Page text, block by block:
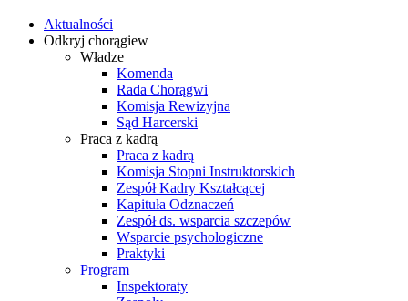
Aktualności
Odkryj chorągiew
Władze
Komenda
Rada Chorągwi
Komisja Rewizyjna
Sąd Harcerski
Praca z kadrą
Praca z kadrą
Komisja Stopni Instruktorskich
Zespół Kadry Kształcącej
Kapituła Odznaczeń
Zespół ds. wsparcia szczepów
Wsparcie psychologiczne
Praktyki
Program
Inspektoraty